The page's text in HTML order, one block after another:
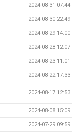
2024-08-31 07:44
2024-08-30 22:49
2024-08-29 14:00
2024-08-28 12:07
2024-08-23 11:01
2024-08-22 17:33
2024-08-17 12:53
2024-08-08 15:09
2024-07-29 09:59